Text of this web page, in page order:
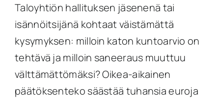
Taloyhtiön hallituksen jäsenenä tai
isännöitsijänä kohtaat väistämättä
kysymyksen: milloin katon kuntoarvio on
tehtävä ja milloin saneeraus muuttuu
välttämättömäksi? Oikea-aikainen
päätöksenteko säästää tuhansia euroja